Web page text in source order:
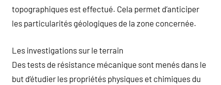
topographiques est effectué. Cela permet d’anticiper
les particularités géologiques de la zone concernée.
Les investigations sur le terrain
Des tests de résistance mécanique sont menés dans le
but d’étudier les propriétés physiques et chimiques du